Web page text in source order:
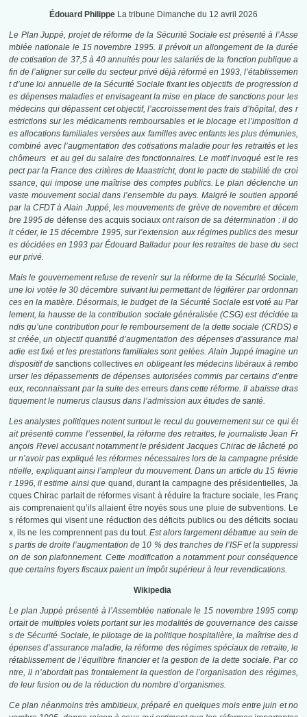
Édouard Philippe La tribune Dimanche du 12 avril 2026
Le Plan Juppé, projet de réforme de la Sécurité Sociale est présenté à l’Asse
mblée nationale le 15 novembre 1995. Il prévoit un allongement de la durée
de cotisation de 37,5 à 40 annuités pour les salariés de la fonction publique a
fin de l’aligner sur celle du secteur privé déjà réformé en 1993, l’établissemen
t d’une loi annuelle de la Sécurité Sociale fixant les objectifs de progression d
es dépenses maladies et envisageant la mise en place de sanctions pour les
médecins qui dépassent cet objectif, l’accroissement des frais d’hôpital, des r
estrictions sur les médicaments remboursables et le blocage et l’imposition d
es allocations familiales versées aux familles avec enfants les plus démunies,
combiné avec l’augmentation des cotisations maladie pour les retraités et les
chômeurs et au gel du salaire des fonctionnaires. Le motif invoqué est le res
pect par la France des critères de Maastricht, dont le pacte de stabilité de croi
ssance, qui impose une maîtrise des comptes publics. Le plan déclenche un
vaste mouvement social dans l’ensemble du pays. Malgré le soutien apporté
par la CFDT à Alain Juppé, les mouvements de grève de novembre et décem
bre 1995 de défense des acquis sociauxont raison de sa détermination : il do
it céder, le15 décembre 1995, sur l’extension aux régimes publics des mesur
es décidées en 1993 par Édouard Balladur pour les retraites de base du sect
eur privé.
Mais le gouvernement refuse de revenir sur la réforme de la Sécurité Sociale,
une loi votée le30 décembre suivant lui permettant de légiférer par ordonnan
ces en la matière. Désormais, le budget de la Sécurité Sociale est voté au Par
lement, la hausse de la contribution sociale généralisée (CSG) est décidée ta
ndis qu’une contribution pour le remboursement de la dette sociale (CRDS) e
st créée, un objectif quantifié d’augmentation des dépenses d’assurance mal
adie est fixé et les prestations familiales sont gelées. Alain Juppé imagine un
dispositif desanctions collectives en obligeant les médecins libéraux à rembo
urser les dépassements de dépenses autorisées commis par certains d’entre
eux, reconnaissant par la suite des erreurs dans cette réforme. Il abaisse dras
tiquement le numerus clausus dans l’admission aux études de santé.
Les analystes politiques notent surtout le recul du gouvernement sur ce qui ét
ait présenté comme l’essentiel, la réforme des retraites, le journaliste Jean Fr
ançois Revel accusant notamment le président Jacques Chirac de lâcheté po
ur n’avoir pas expliqué les réformes nécessaires lors de la campagne préside
ntielle, expliquant ainsi l’ampleur du mouvement. Dans un article du15 févrie
r 1996, il estime ainsi que quand, durant la campagne des présidentielles, Ja
cques Chirac parlait de réformes visant à réduire la fracture sociale, les Franç
ais comprenaient qu’ils allaient être noyés sous une pluie de subventions. Le
s réformes qui visent une réduction des déficits publics ou des déficits sociau
x, ils ne les comprennent pas du tout. Est alors largement débattue au sein de
s partis de droite l’augmentation de 10 % des tranches de l’ISFet la suppressi
on de son plafonnement. Cette modification a notamment pour conséquence
que certains foyers fiscaux paient un impôt supérieur à leur revendications.
Wikipedia
Le plan Juppé présenté à l’Assemblée nationale le 15 novembre 1995 comp
ortait de multiples volets portant sur les modalités de gouvernance des caisse
s de Sécurité Sociale, le pilotage de la politique hospitalière, la maîtrise des d
épenses d’assurance maladie, la réforme des régimes spéciaux de retraite, le
rétablissement de l’équilibre financier et la gestion de la dette sociale. Par co
ntre, il n’abordait pas frontalement la question de l’organisation des régimes,
de leur fusion ou de la réduction du nombre d’organismes.
Ce plan néanmoins très ambitieux, préparé en quelques mois entre juin et no